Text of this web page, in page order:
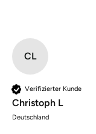
CL
Verifizierter Kunde
Christoph L
Deutschland